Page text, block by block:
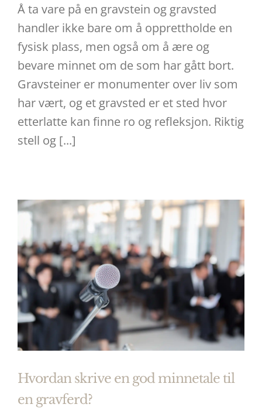
Å ta vare på en gravstein og gravsted
handler ikke bare om å opprettholde en
fysisk plass, men også om å ære og
bevare minnet om de som har gått bort.
Gravsteiner er monumenter over liv som
har vært, og et gravsted er et sted hvor
etterlatte kan finne ro og refleksjon. Riktig
stell og [...]
Hvordan skrive en god minnetale til
en gravferd?